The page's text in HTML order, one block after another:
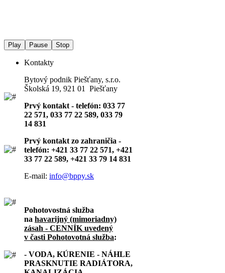
Play Pause Stop
Kontakty
Bytový podnik Piešťany, s.r.o.
Školská 19, 921 01 Piešťany
Prvý kontakt - telefón: 033 77
22 571, 033 77 22 589, 033 79
14 831
Prvý kontakt zo zahraničia -
telefón: +421 33 77 22 571, +421
33 77 22 589, +421 33 79 14 831
E-mail: info@bppy.sk
Pohotovostná služba
na havarijný (mimoriadny)
zásah - CENNÍK uvedený
v časti Pohotovotná služba:
- VODA, KÚRENIE - NÁHLE
PRASKNUTIE RADIÁTORA,